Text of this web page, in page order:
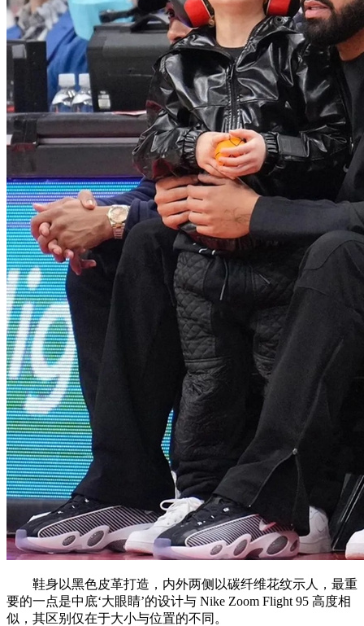
鞋身以黑色皮革打造，内外两侧以碳纤维花纹示人，最重
要的一点是中底‘大眼睛’的设计与 Nike Zoom Flight 95 高度相
似，其区别仅在于大小与位置的不同。